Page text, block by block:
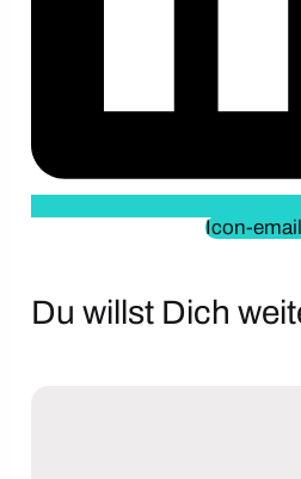
Icon-
Du willst Dich